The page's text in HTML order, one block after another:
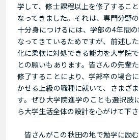
学して、修士課程以上を修了するこ
なってきました。それは、専門分野
十分身につけるには、学部の4年間
なってきているためですが、前述し
化に柔軟に対処できる能力を大学院
との願いもあります。皆さんの先輩
修了することにより、学部卒の場合
かせる上級の職種に就いて、さまざ
す。ぜひ大学院進学のことも選択肢
ら大学生活全体の設計を心がけて下さ
皆さんがこの秋田の地で勉学に励